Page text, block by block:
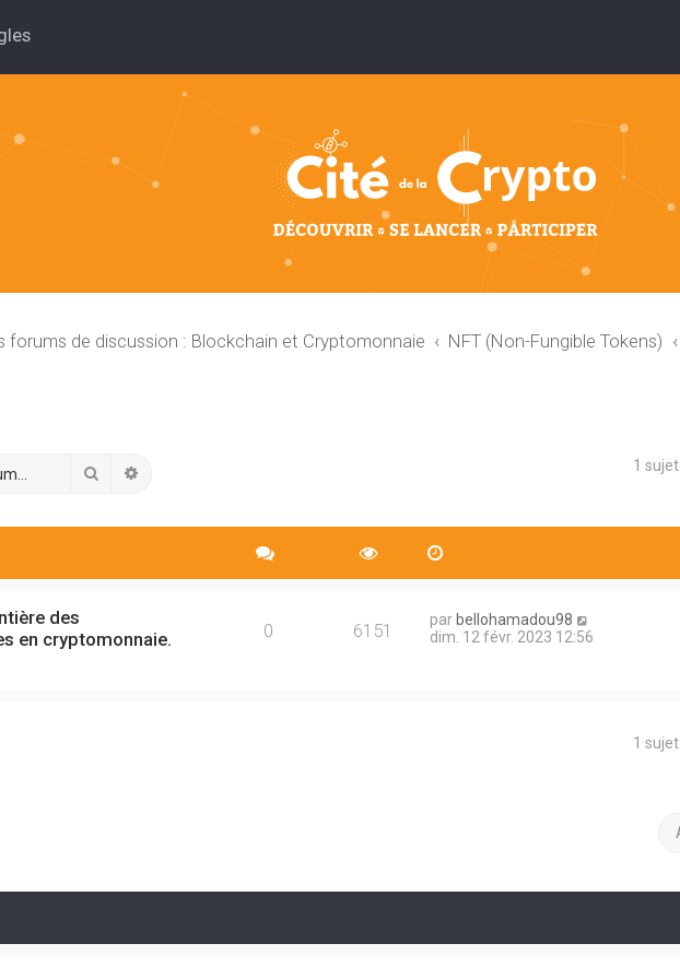
forums de discussion : Blockchain et Cryptomonnaie NFT (Non-Fungible Tokens)
Rechercher 1 sujet
des
en cryptomonnaie.
0 6151 par bellohamadou98
dim. 12 févr. 2023 12:56
1 sujet